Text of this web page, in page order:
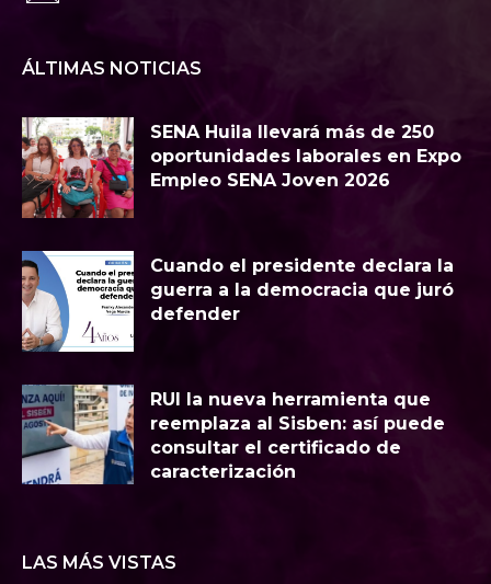
ÁLTIMAS NOTICIAS
SENA Huila llevará más de 250
oportunidades laborales en Expo
Empleo SENA Joven 2026
Cuando el presidente declara la
guerra a la democracia que juró
defender
RUI la nueva herramienta que
reemplaza al Sisben: así puede
consultar el certificado de
caracterización
LAS MÁS VISTAS